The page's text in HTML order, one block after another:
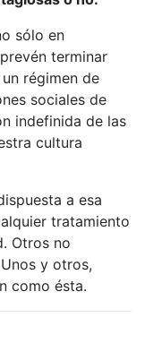
sólo en
terminar
régimen de
sociales de
indefinida de las
cultura
a esa
tratamiento
Otros no
y otros,
como ésta.